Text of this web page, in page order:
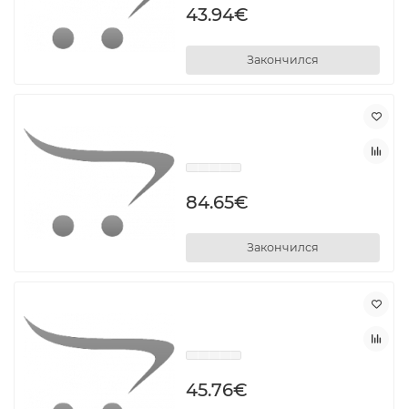
43.94€
Закончился
84.65€
Закончился
45.76€